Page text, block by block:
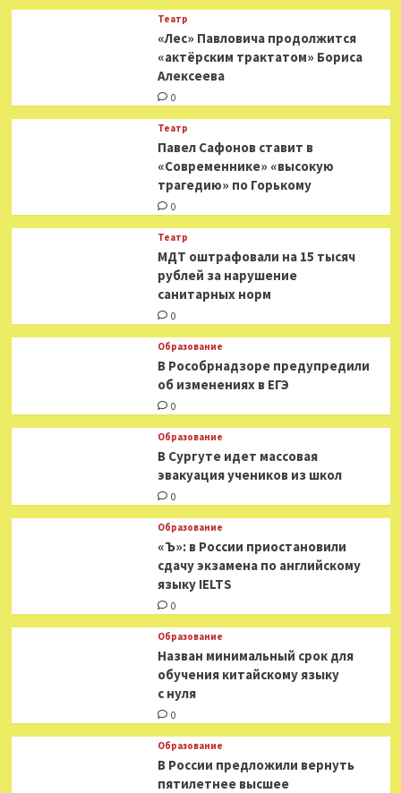
рекордно
Театр
«Лес» Павловича продолжится
«актёрским трактатом» Бориса
Алексеева
0
Театр
Павел Сафонов ставит в
«Современнике» «высокую
трагедию» по Горькому
0
Театр
МДТ оштрафовали на 15 тысяч
рублей за нарушение
санитарных норм
0
Образование
В Рособрнадзоре предупредили
об изменениях в ЕГЭ
0
Образование
В Сургуте идет массовая
эвакуация учеников из школ
0
Образование
«Ъ»: в России приостановили
сдачу экзамена по английскому
языку IELTS
0
Образование
Назван минимальный срок для
обучения китайскому языку
с нуля
0
Образование
В России предложили вернуть
пятилетнее высшее